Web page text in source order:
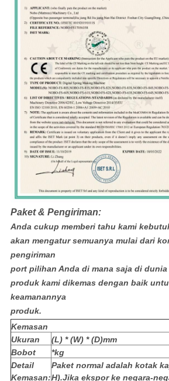
Paket & Pengiriman:
Anda cukup memberi tahu kami
akan mengatur semuanya mulai dari
pengiriman
port pilihan Anda di mana saja di
produk kami dikemas dengan baik
keamanannya
produk.
Kemasan
Ukuran
(L) * (W) * (D)mm
Bobot
*kg
Detail
Kemasan:
Paket normal adalah kotak
H).Jika ekspor ke negara-